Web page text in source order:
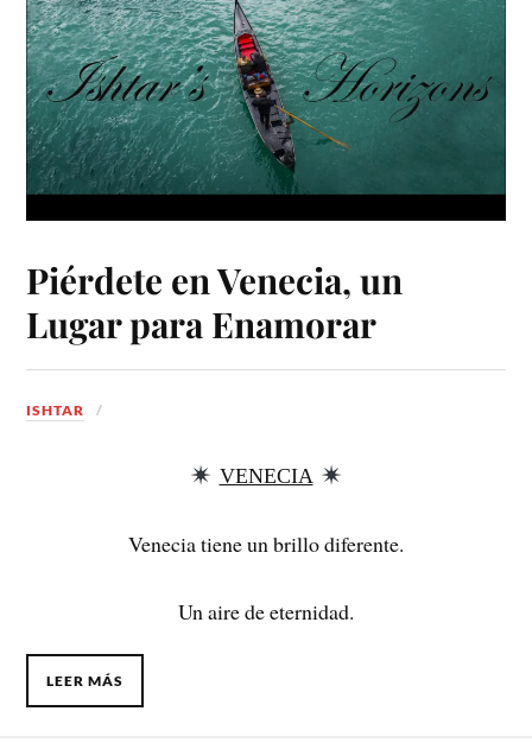
Piérdete en Venecia, un
Lugar para Enamorar
ISHTAR
VENECIA
Venecia tiene un brillo diferente.
Un aire de eternidad.
LEER MÁS